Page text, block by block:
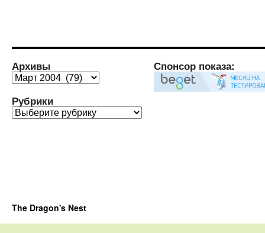
Архивы
Архивы
Рубрики
Рубрики
Спонсор показа:
The Dragon's Nest